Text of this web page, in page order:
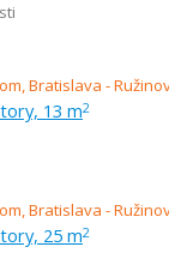
13 m2
25 m2